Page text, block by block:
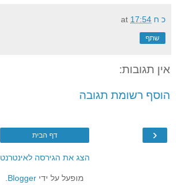
כ ח at 17:54
שתף
אין תגובות:
הוסף רשומת תגובה
‹ דף הבית
הצג את הגירסה לאינטרנט
מופעל על ידי Blogger
.